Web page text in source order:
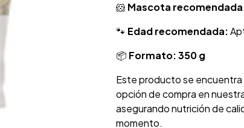
🐹 Mascota
🐾 Edad recomendada:
📦 Formato:350 g
Este producto se encuentra
opción de compra en
asegurando nutrición de
momento.